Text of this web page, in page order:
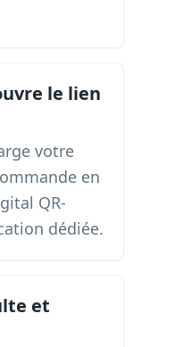
le lien
votre
en
QR-
dédiée.
et